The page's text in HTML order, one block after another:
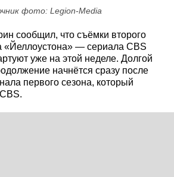
фото: Legion-Media
сообщил, что съёмки второго
«Йеллоустона» — сериала CBS
уже на этой неделе. Долгой
начнётся сразу после
первого сезона, который